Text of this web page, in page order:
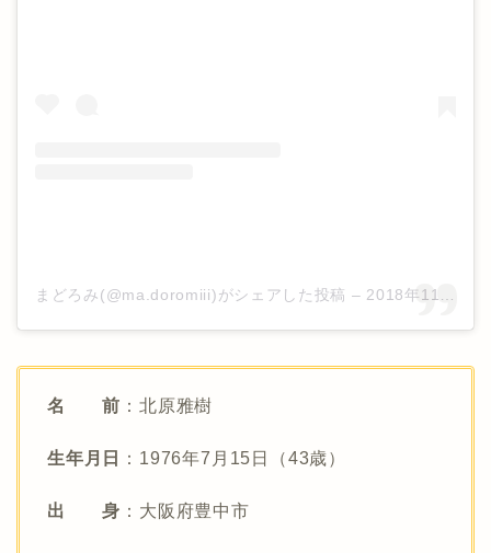
まどろみ(@ma.doromiii)がシェアした投稿 – 2018年11月月19日午前6時35分PST
名 前 ：北原雅樹
生年月日 ：1976年7月15日（43歳）
出 身 ：大阪府豊中市